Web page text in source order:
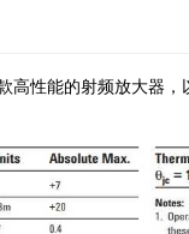
高性能的射频放大器，